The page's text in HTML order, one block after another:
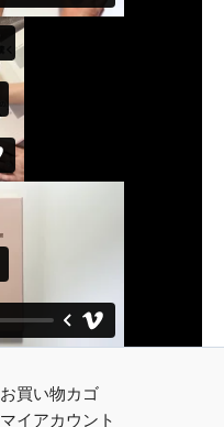
お買い物カゴ
マイアカウント